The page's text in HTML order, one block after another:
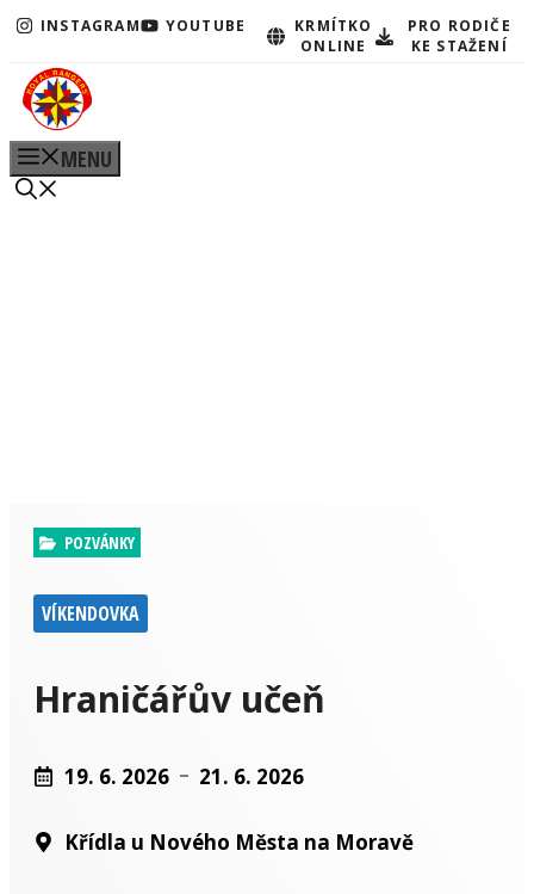
Přeskočit
obsah
INSTAGRAM YOUTUBE
KRMÍTKO
ONLINE
PRO RODIČE
KE STAŽENÍ
MENU
POZVÁNKY
VÍKENDOVKA
Hraničářův učeň
19. 6. 2026 21. 6. 2026
Křídla u Nového Města na Moravě